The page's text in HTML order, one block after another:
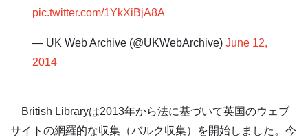
pic.twitter.com/1YkXiBjA8A
— UK Web Archive (@UKWebArchive) June 12,
2014
British Libraryは2013年から法に基づいて英国のウェブ
サイトの網羅的な収集（バルク収集）を開始しました。今